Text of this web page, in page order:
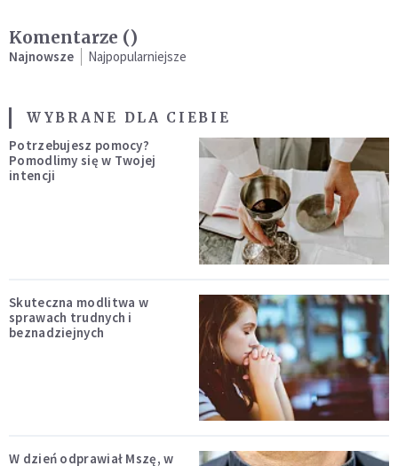
Komentarze ()
Najnowsze Najpopularniejsze
WYBRANE DLA CIEBIE
Potrzebujesz pomocy?
Pomodlimy się w Twojej
intencji
Skuteczna modlitwa w
sprawach trudnych i
beznadziejnych
W dzień odprawiał Mszę, w